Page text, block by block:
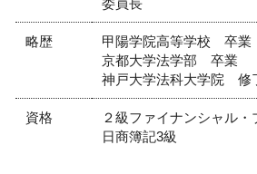
委員長
略歴
甲陽学院高等学校 卒業
京都大学法学部 卒業
神戸大学法科大学院 修
資格
２級ファイナンシャル
日商簿記3級